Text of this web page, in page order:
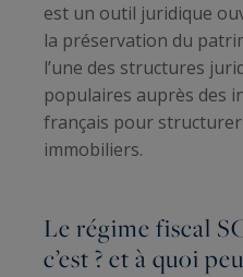
est un outil juridique
la préservation du
l’une des structures
populaires auprès des
français pour
immobiliers.
Le régime fiscal
c’est ? et à quoi